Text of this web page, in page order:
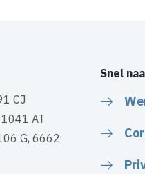
CJ
AT
G, 6662
Snel